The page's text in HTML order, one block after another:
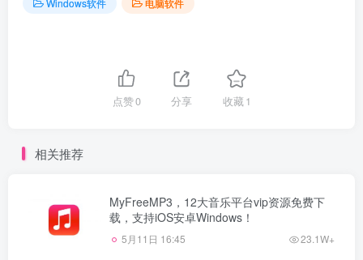
Windows软件 电脑软件
点赞0 分享 收藏1
相关推荐
MyFreeMP3，12大音乐平台vip资源免费下
载，支持iOS安卓Windows！
5月11日 16:45 23.1W+